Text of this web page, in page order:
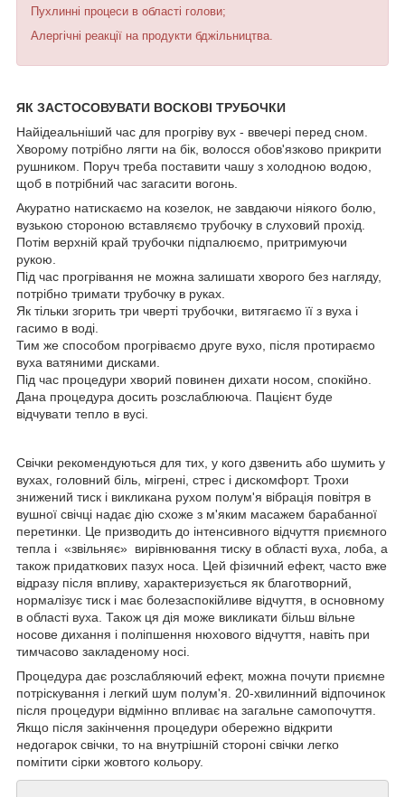
Пухлинні процеси в області голови;
Алергічні реакції на продукти бджільництва.
ЯК ЗАСТОСОВУВАТИ ВОСКОВІ ТРУБОЧКИ
Найідеальніший час для прогріву вух - ввечері перед сном.
Хворому потрібно лягти на бік, волосся обов'язково прикрити
рушником. Поруч треба поставити чашу з холодною водою,
щоб в потрібний час загасити вогонь.
Акуратно натискаємо на козелок, не завдаючи ніякого болю,
вузькою стороною вставляємо трубочку в слуховий прохід.
Потім верхній край трубочки підпалюємо, притримуючи
рукою.
Під час прогрівання не можна залишати хворого без нагляду,
потрібно тримати трубочку в руках.
Як тільки згорить три чверті трубочки, витягаємо її з вуха і
гасимо в воді.
Тим же способом прогріваємо друге вухо, після протираємо
вуха ватяними дисками.
Під час процедури хворий повинен дихати носом, спокійно.
Дана процедура досить розслаблююча. Пацієнт буде
відчувати тепло в вусі.
Свічки рекомендуються для тих, у кого дзвенить або шумить у
вухах, головний біль, мігрені, стрес і дискомфорт. Трохи
знижений тиск і викликана рухом полум'я вібрація повітря в
вушної свічці надає дію схоже з м'яким масажем барабанної
перетинки. Це призводить до інтенсивного відчуття приємного
тепла і «звільняє» вирівнювання тиску в області вуха, лоба, а
також придаткових пазух носа. Цей фізичний ефект, часто вже
відразу після впливу, характеризується як благотворний,
нормалізує тиск і має болезаспокійливе відчуття, в основному
в області вуха. Також ця дія може викликати більш вільне
носове дихання і поліпшення нюхового відчуття, навіть при
тимчасово закладеному носі.
Процедура дає розслабляючий ефект, можна почути приємне
потріскування і легкий шум полум'я. 20-хвилинний відпочинок
після процедури відмінно впливає на загальне самопочуття.
Якщо після закінчення процедури обережно відкрити
недогарок свічки, то на внутрішній стороні свічки легко
помітити сірки жовтого кольору.